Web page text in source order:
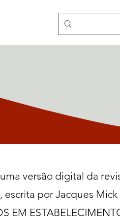
versão digital da
por Jacques
EM